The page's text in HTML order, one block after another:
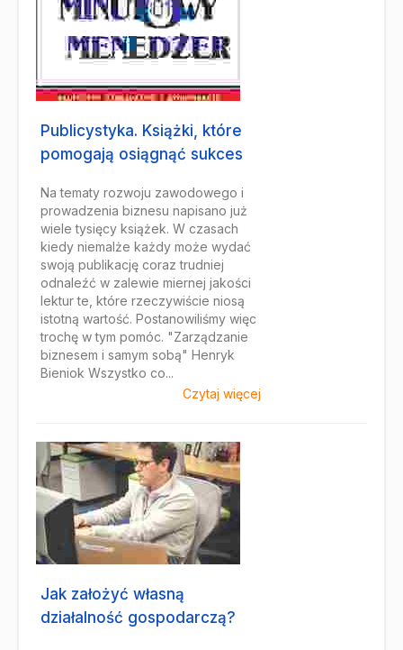
Publicystyka. Książki, które
pomogają osiągnąć sukces
Na tematy rozwoju zawodowego i
prowadzenia biznesu napisano już
wiele tysięcy książek. W czasach
kiedy niemalże każdy może wydać
swoją publikację coraz trudniej
odnaleźć w zalewie miernej jakości
lektur te, które rzeczywiście niosą
istotną wartość. Postanowiliśmy więc
trochę w tym pomóc. "Zarządzanie
biznesem i samym sobą" Henryk
Bieniok Wszystko co...
Czytaj więcej
Jak założyć własną
działalność gospodarczą?